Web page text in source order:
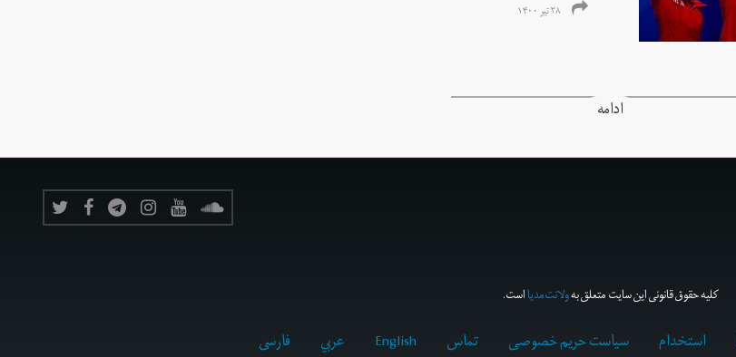
۲۸ تیر ۱۴۰۰
ادامه
کلیه حقوق قانونی این سایت متعلق بهولانت‌مدیااست.
استخدام سیاست حریم خصوصی تماس English عربي فارسى